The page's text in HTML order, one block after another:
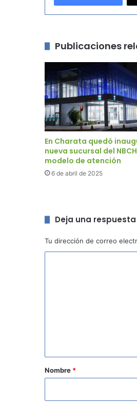
Publicaciones
En Charata quedó
nueva sucursal del
modelo de atención
6 de abril de 2025
Deja una respuesta
Tu dirección de correo
r
o
Nombre *